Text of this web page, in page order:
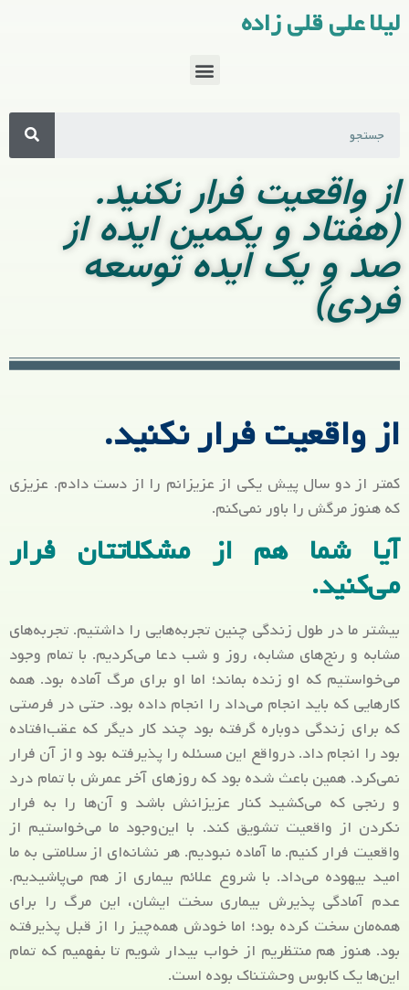
لیلا علی قلی زاده
از واقعیت فرار نکنید.
(هفتاد و یکمین ایده از
صد و یک ایده توسعه
فردی)
از واقعیت فرار نکنید.
کمتر از دو سال پیش یکی از عزیزانم را از دست دادم. عزیزی
که هنوز مرگش را باور نمی‌کنم.
آیا شما هم از مشکلاتتان فرار
می‌کنید.
بیشتر ما در طول زندگی چنین تجربه‌هایی را داشتیم. تجربه‌های
مشابه و رنج‌های مشابه، روز و شب دعا می‌کردیم. با تمام وجود
می‌خواستیم که او زنده بماند؛ اما او برای مرگ آماده بود. همه
کارهایی که باید انجام می‌داد را انجام داده بود. حتی در فرصتی
که برای زندگی دوباره گرفته بود چند کار دیگر که عقب‌افتاده
بود را انجام داد. درواقع این مسئله را پذیرفته بود و از آن فرار
نمی‌کرد. همین باعث شده بود که روزهای آخر عمرش با تمام درد
و رنجی که می‌کشید کنار عزیزانش باشد و آن‌ها را به فرار
نکردن از واقعیت تشویق کند. با این‌وجود ما می‌خواستیم از
واقعیت فرار کنیم. ما آماده نبودیم. هر نشانه‌ای از سلامتی به ما
امید بیهوده می‌داد. با شروع علائم بیماری از هم می‌پاشیدیم.
عدم آمادگی پذیرش بیماری سخت ایشان، این مرگ را برای
همه‌مان سخت کرده بود؛ اما خودش همه‌چیز را از قبل پذیرفته
بود. هنوز هم منتظریم از خواب بیدار شویم تا بفهمیم که تمام
این‌ها یک کابوس وحشتناک بوده است.